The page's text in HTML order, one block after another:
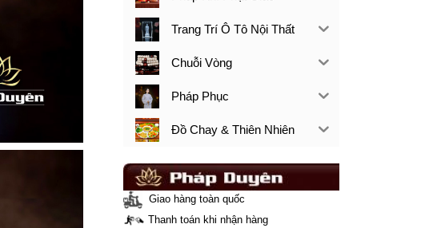
Trang Trí Ô Tô Nội Thất
Chuỗi Vòng
Pháp Phục
Đồ Chay & Thiên Nhiên
Giao hàng toàn quốc
Thanh toán khi nhận hàng